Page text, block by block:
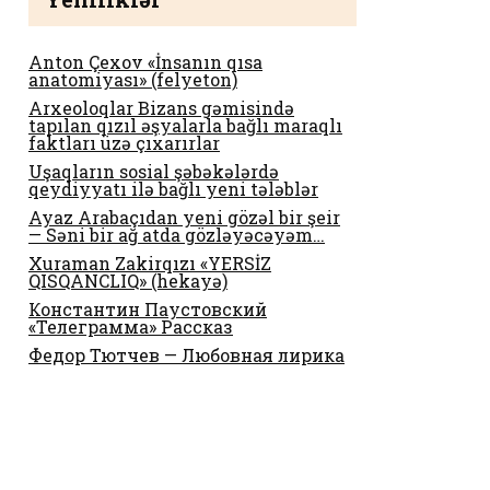
Anton Çexov «İnsanın qısa
anatomiyası» (felyeton)
Arxeoloqlar Bizans gəmisində
tapılan qızıl əşyalarla bağlı maraqlı
faktları üzə çıxarırlar
Uşaqların sosial şəbəkələrdə
qeydiyyatı ilə bağlı yeni tələblər
Ayaz Arabaçıdan yeni gözəl bir şeir
— Səni bir ağ atda gözləyəcəyəm…
Xuraman Zakirqızı «YERSİZ
QISQANCLIQ» (hekayə)
Константин Паустовский
«Телеграмма» Рассказ
Федор Тютчев — Любовная лирика